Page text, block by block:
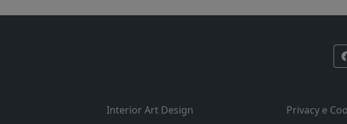
Interior Art Design Privacy e